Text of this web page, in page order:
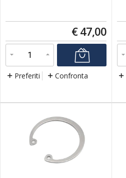
€ 47,00
Preferiti Confronta